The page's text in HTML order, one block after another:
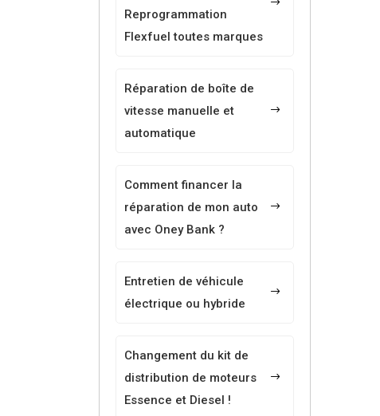
Reprogrammation
Flexfuel toutes marques
Réparation de boîte de
vitesse manuelle et
automatique
Comment financer la
réparation de mon auto
avec Oney Bank ?
Entretien de véhicule
électrique ou hybride
Changement du kit de
distribution de moteurs
Essence et Diesel !